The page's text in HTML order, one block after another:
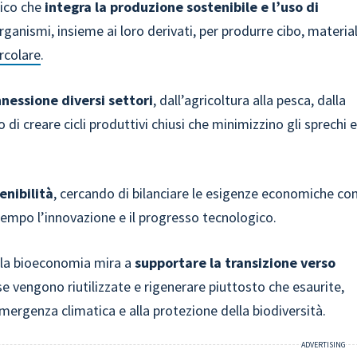
che integra la produzione sostenibile e l’uso di
insieme ai loro derivati, per produrre cibo,
.
diversi settori, dall’agricoltura alla pesca, dalla
di creare cicli produttivi chiusi che minimizzino gli sprechi e
, cercando di bilanciare le esigenze economiche
l’innovazione e il progresso tecnologico.
bioeconomia mira asupportare la transizione verso
vengono riutilizzate e rigenerare piuttosto che esaurite,
climatica e alla protezione della biodiversità.